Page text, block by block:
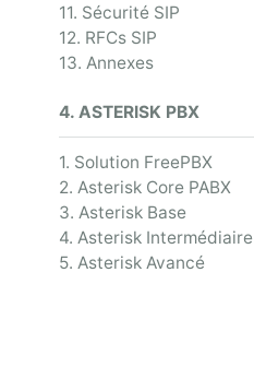
11. Sécurité SIP
12. RFCs SIP
13. Annexes
4. ASTERISK PBX
1. Solution FreePBX
2. Asterisk Core PABX
3. Asterisk Base
4. Asterisk Intermédiaire
5. Asterisk Avancé